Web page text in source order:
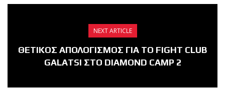
NEXT ARTICLE
ΘΕΤΙΚΟΣ ΑΠΟΛΟΓΙΣΜΟΣ ΓΙΑ ΤΟ FIGHT CLUB
GALATSI ΣΤΟ DIAMOND CAMP 2